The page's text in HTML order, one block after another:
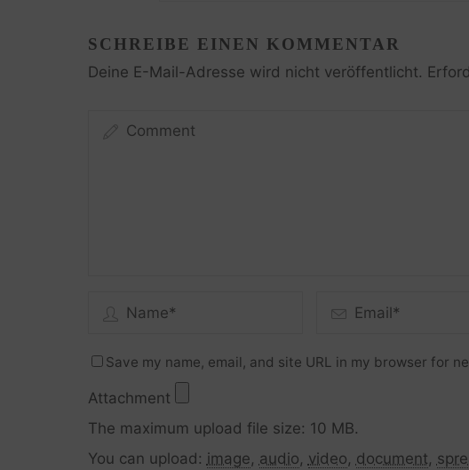
SCHREIBE EINEN KOMMENTAR
Deine E-Mail-Adresse wird nicht veröffentlicht.
Save my name, email, and site URL in my browser for
Attachment
The maximum upload file size: 10 MB.
You can upload: image, audio, video, document,